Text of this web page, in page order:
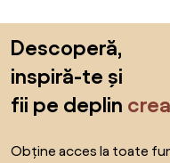
Descoperă,
inspiră-te și
fii pe deplin
Obține acces la toate